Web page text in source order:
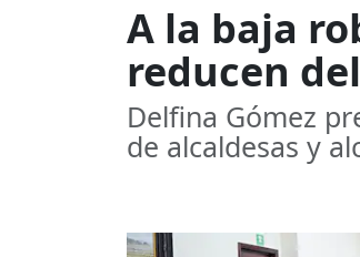
A la baja
reducen
Delfina Gómez
de alcaldesas y